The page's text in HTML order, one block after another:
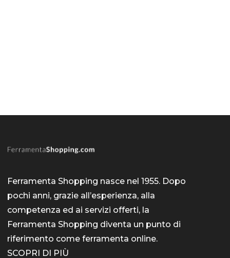
Ferramenta Shopping nasce nel 1955. Dopo
pochi anni, grazie all’esperienza, alla
competenza ed ai servizi offerti, la
Ferramenta Shopping diventa un punto di
riferimento come ferramenta online.
SCOPRI DI PIÙ